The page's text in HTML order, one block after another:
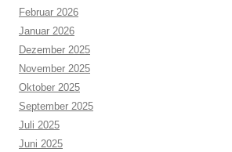
Februar 2026
Januar 2026
Dezember 2025
November 2025
Oktober 2025
September 2025
Juli 2025
Juni 2025